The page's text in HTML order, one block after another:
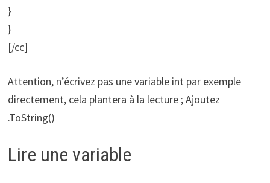
}
}
[/cc]
Attention, n’écrivez pas une variable int par exemple
directement, cela plantera à la lecture ; Ajoutez
.ToString()
Lire une variable